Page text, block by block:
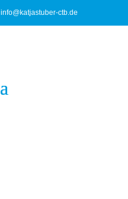
info@katjastuber-ctb.de